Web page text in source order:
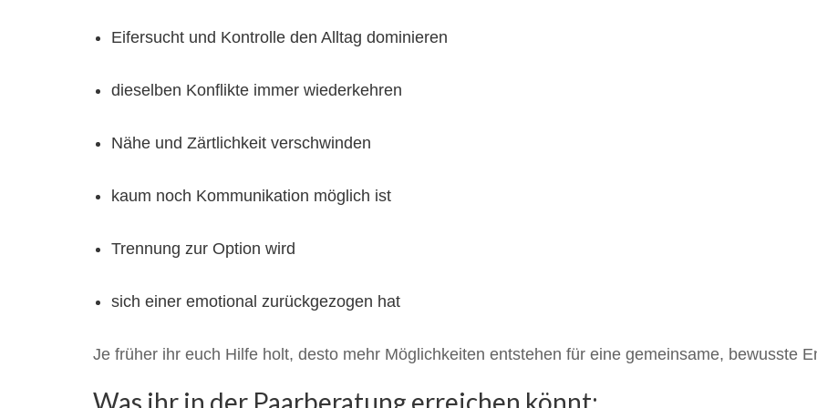
Eifersucht und Kontrolle den Alltag dominieren
dieselben Konflikte immer wiederkehren
Nähe und Zärtlichkeit verschwinden
kaum noch Kommunikation möglich ist
Trennung zur Option wird
sich einer emotional zurückgezogen hat
Je früher ihr euch Hilfe holt, desto mehr Möglichkeiten entstehen für eine gemeinsame, bewusste
Was ihr in der Paarberatung erreichen könnt: